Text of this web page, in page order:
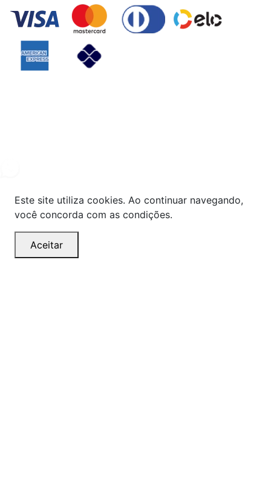
Este site utiliza cookies. Ao continuar navegando,
você concorda com as condições.
Aceitar